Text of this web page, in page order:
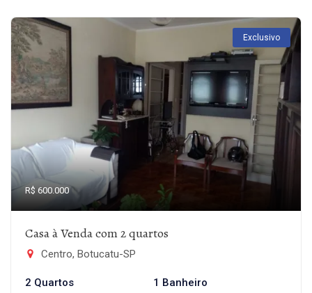
Exclusivo
R$ 600.000
Casa à Venda com 2 quartos
Centro, Botucatu-SP
2 Quartos 1 Banheiro